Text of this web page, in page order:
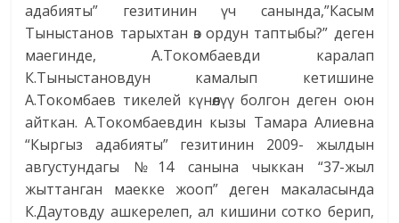
адабияты” гезитинин үч санында,”Касым
Тыныстанов тарыхтан өз ордун таптыбы?” деген
маегинде, А.Токомбаевди каралап
К.Тыныстановдун камалып кетишине
А.Токомбаев тикелей күнөөлүү болгон деген оюн
айткан. А.Токомбаевдин кызы Тамара Алиевна
“Кыргыз адабияты” гезитинин 2009- жылдын
августундагы №14 санына чыккан “37-жыл
жыттанган маекке жооп” деген макаласында
К.Даутовду ашкерелеп, ал кишини сотко берип,